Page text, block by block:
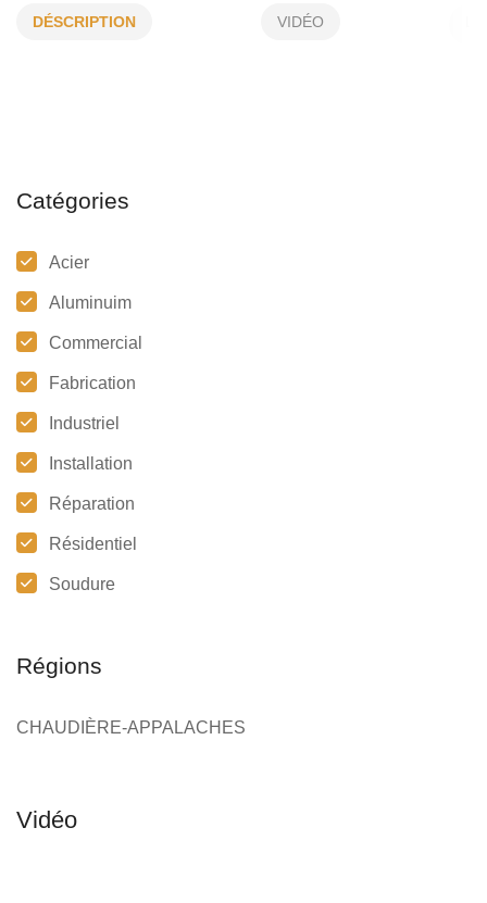
MÉTALLURGIE LAURIER INC
DÉSCRIPTION VIDÉO
Catégories
Acier
Aluminuim
Commercial
Fabrication
Industriel
Installation
Réparation
Résidentiel
Soudure
Régions
CHAUDIÈRE-APPALACHES